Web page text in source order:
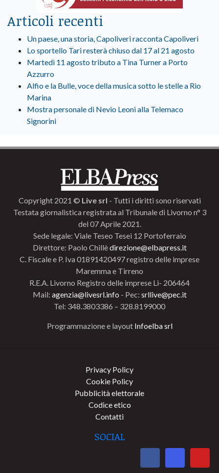
Articoli recenti
Un paese, una storia, Capoliveri racconta Capoliveri
Lo sportello Tari resterà chiuso dal 17 al 21 agosto
Martedì 11 agosto tributo a Tina Turner a Porto
Azzurro
Alfio e la Bulle, voce della musica sotto le stelle a Rio
Marina
Mostra personale di Nevio Leoni alla Telemaco
Signorini
Copyright 2021 © Live srl - Tutti i diritti sono riservati
Testata giornalistica registrata al Tribunale di Livorno n° 3
del 07 Aprile 2021.
Sede legale: Viale Teseo Tesei 12 Portoferraio
Direttore: Paolo Chillèdirezione@elbapress.it
C. Fiscale e P. Iva 01891420497 registro delle imprese
Maremma e Tirreno
R.E.A. Livorno Registro delle imprese Li- 206464
Mail: agenzia@livesrl.info - Pec: srllive@pec.it
Tel: 348.3803386 – 328.8199000
Programmazione e layout Infoelba srl
Privacy Policy
Cookie Policy
Pubblicità elettorale
Codice etico
Contatti
SOCIAL